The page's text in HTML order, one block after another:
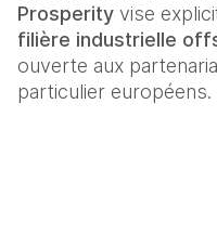
Prosperity
filière industrielle
ouverte aux
particulier européens.